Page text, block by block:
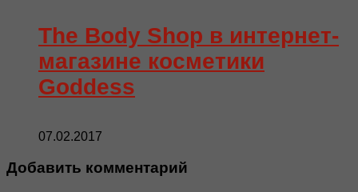
The Body Shop в интернет-
магазине косметики
Goddess
07.02.2017
Добавить комментарий